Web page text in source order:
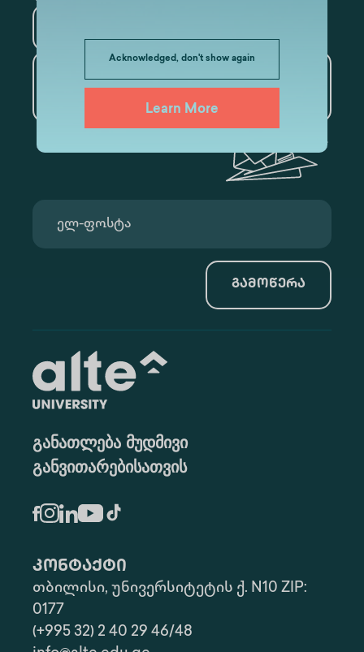
Acknowledged, don't show again
Learn More
ხელოვნური ინტელექტი
და მონაცემთა ანალიტიკა
გამოწერა
განათლება მუდმივი
განვითარებისათვის
კონტაქტი
თბილისი, უნივერსიტეტის ქ. N10 ZIP:
0177
(+995 32) 2 40 29 46/48